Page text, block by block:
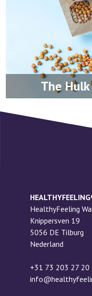
The Hulk
HealthyFeeling
Knippersven 19
5056 DE Tilburg
Nederland
+31 73 203 27 20